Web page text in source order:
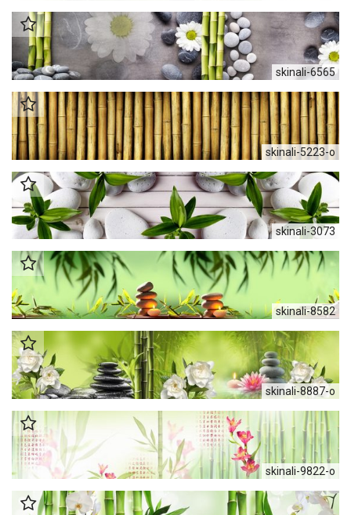
skinali-6565
skinali-5223-o
skinali-3073
skinali-8582
skinali-8887-o
skinali-9822-o